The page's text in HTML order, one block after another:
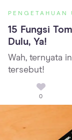
PENGETAHUAN
15 Fungsi
Dulu, Ya!
Wah, ternyata
tersebut!
0